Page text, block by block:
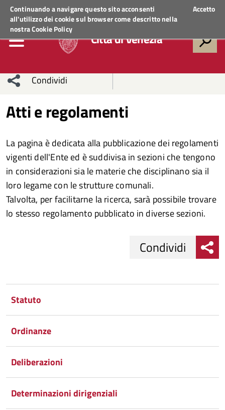
Continuando a navigare questo sito acconsenti
all'utilizzo dei cookie sul browser come descritto nella
nostraCookie Policy
Accetto
Regione VenetoACCEDI AI SERVIZI
Città di Venezia
Condividi
network
Condividi
Condividi
Facebook
su
Twitter
Condividi
su
Facebook
Condividi
su
Whatsapp
Atti e regolamenti
La pagina è dedicata alla pubblicazione dei regolamenti
vigenti dell'Ente ed è suddivisa in sezioni che tengono
in considerazioni sia le materie che disciplinano sia il
loro legame con le strutture comunali.
Talvolta, per facilitarne la ricerca, sarà possibile trovare
lo stesso regolamento pubblicato in diverse sezioni.
Facebook
su
Twitter
Condividi
su
Condividi
Condividi
Statuto
Ordinanze
Deliberazioni
Determinazioni dirigenziali